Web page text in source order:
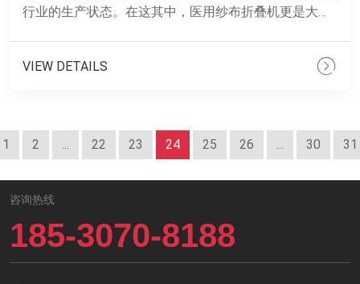
行业的生产状态。在这其中，医用纱布折叠机更是大大
VIEW DETAILS
1 2 ... 22 23 24 25 26 ... 30 31
咨询热线
185-3070-8188